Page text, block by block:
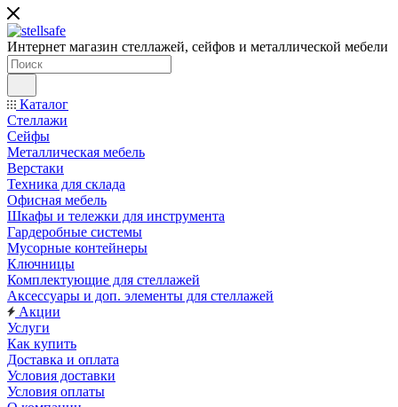
Интернет магазин стеллажей, сейфов и металлической мебели
Каталог
Стеллажи
Сейфы
Металлическая мебель
Верстаки
Техника для склада
Офисная мебель
Шкафы и тележки для инструмента
Гардеробные системы
Мусорные контейнеры
Ключницы
Комплектующие для стеллажей
Аксессуары и доп. элементы для стеллажей
Акции
Услуги
Как купить
Доставка и оплата
Условия доставки
Условия оплаты